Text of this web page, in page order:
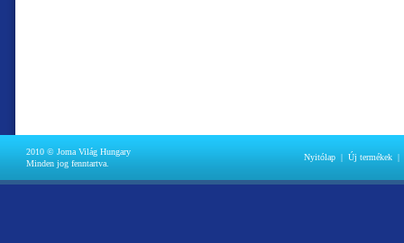
2010 © Joma Világ Hungary
Minden jog fenntartva.
Nyitólap| Új termékek|